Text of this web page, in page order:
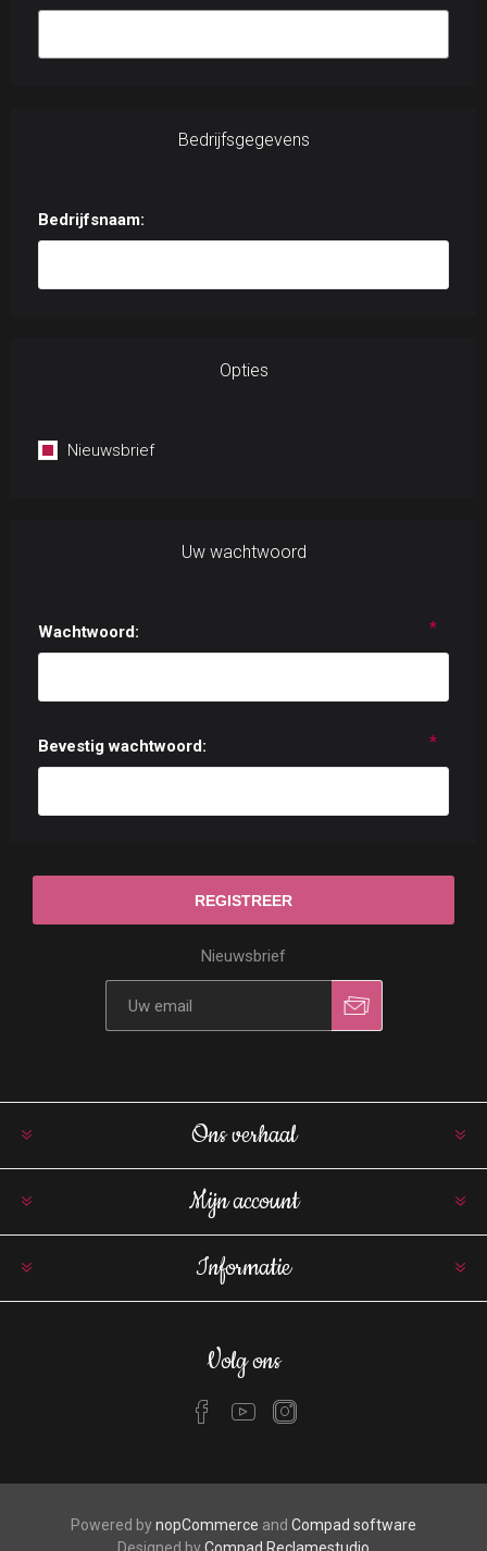
Bedrijfsgegevens
Bedrijfsnaam:
Opties
Nieuwsbrief
Uw wachtwoord
Wachtwoord: *
Bevestig wachtwoord: *
Nieuwsbrief
Ons verhaal
Mijn account
Informatie
Volg ons
Powered bynopCommerce and Compad software